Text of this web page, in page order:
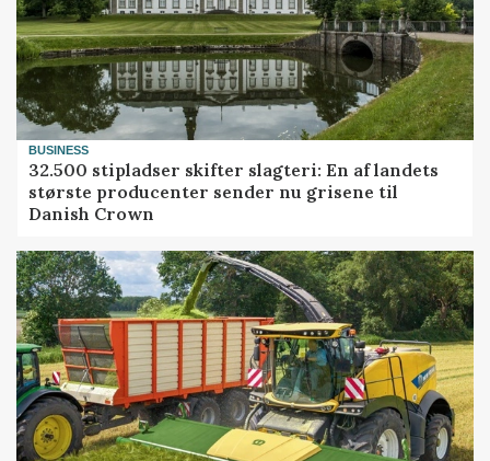
BUSINESS
32.500 stipladser skifter slagteri: En af landets
største producenter sender nu grisene til
Danish Crown